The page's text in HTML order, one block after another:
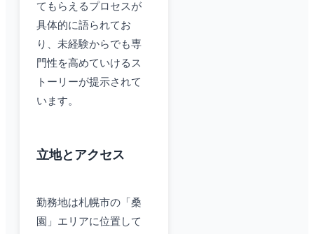
てもらえるプロセスが
具体的に語られてお
り、未経験からでも専
門性を高めていけるス
トーリーが提示されて
います。
立地とアクセス
勤務地は札幌市の「桑
園」エリアに位置して